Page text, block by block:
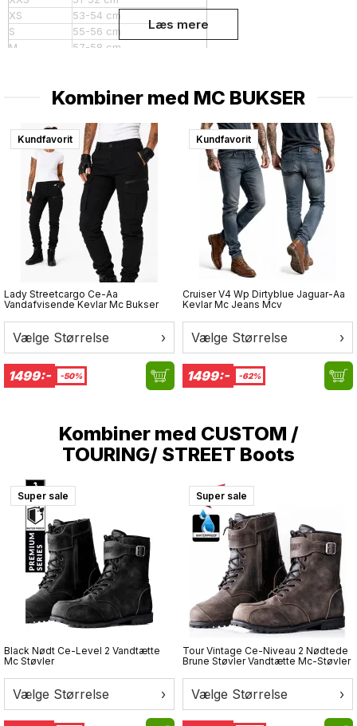
XS
53-54 cm
S
55-56 cm
M
57-58 cm
63-64 cm
Læs mere
Kombiner med MC BUKSER
Kundfavorit
Lady Streetcargo Ce-Aa
Vandafvisende Kevlar Mc Bukser
Vælge Størrelse ›
1499:- -50%
Kundfavorit
Cruiser V4 Wp Dirtyblue Jaguar-Aa
Kevlar Mc Jeans Mcv
Vælge Størrelse ›
1499:- -62%
Kombiner med CUSTOM /
TOURING/ STREET Boots
Super sale
Black Nødt Ce-Level 2 Vandtætte
Mc Støvler
Vælge Størrelse ›
Super sale
Tour Vintage Ce-Niveau 2 Nødtede
Brune Støvler Vandtætte Mc-Støvler
Vælge Størrelse ›